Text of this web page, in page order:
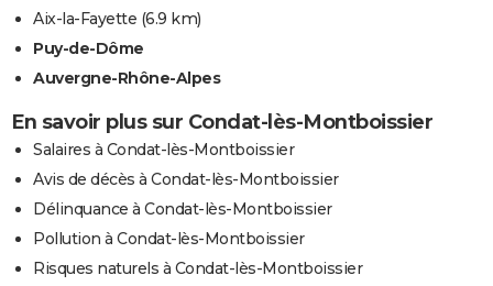
Aix-la-Fayette (6.9 km)
Puy-de-Dôme
Auvergne-Rhône-Alpes
En savoir plus sur Condat-lès-Montboissier
Salaires à Condat-lès-Montboissier
Avis de décès à Condat-lès-Montboissier
Délinquance à Condat-lès-Montboissier
Pollution à Condat-lès-Montboissier
Risques naturels à Condat-lès-Montboissier